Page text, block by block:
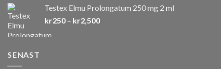
kr8,000
Testex Elmu Prolongatum 250 mg 2 ml
kr250 – kr2,500Prisintervall:
SENAST